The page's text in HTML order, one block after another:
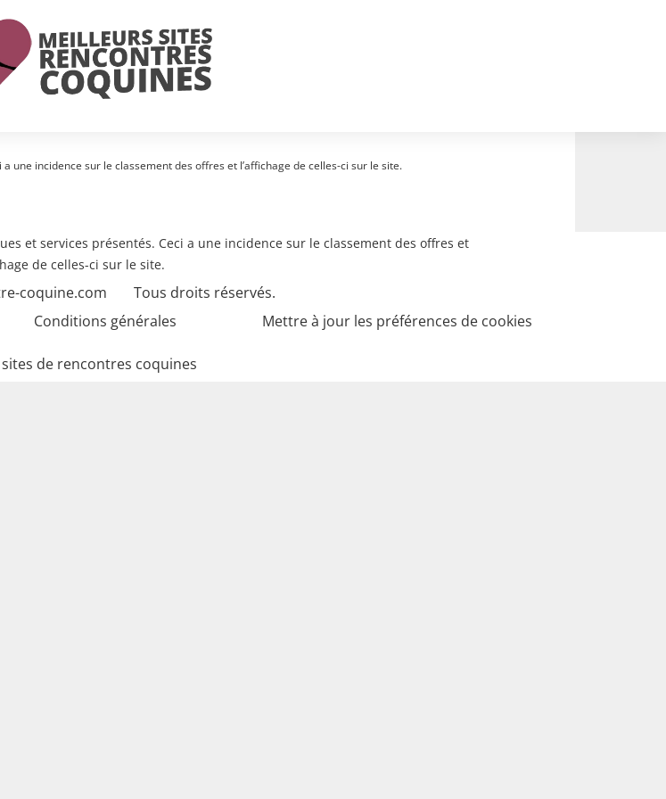
incidence sur le classement des offres et l’affichage de celles-ci sur le site.
et services présentés. Ceci a une incidence sur le classement des offres et
de celles-ci sur le site.
coquine.com
Tous droits réservés.
Conditions générales Mettre à jour les préférences de cookies
de rencontres coquines